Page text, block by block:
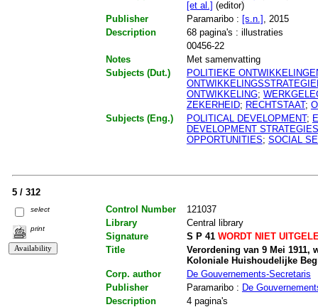
[et al.] (editor)
Publisher
Paramaribo : [s.n.] , 2015
Description
68 pagina's : illustraties
00456-22
Notes
Met samenvatting
Subjects (Dut.)
POLITIEKE
ONTWIKKELING;
ZEKERHEID; RECHTSTAAT;
Subjects (Eng.)
POLITICAL DEVELOPMENT;
DEVELOPMENT STRATEGIES
OPPORTUNITIES; SOCIAL
5 / 312
select
print
Control Number
121037
Library
Central library
Signature
S P 41WORDT NIET
Title
Verordening van 9 Mei
Koloniale Huishoudelijke
Corp. author
De Gouvernements-Secretaris
Publisher
Paramaribo : De
Description
4 pagina's